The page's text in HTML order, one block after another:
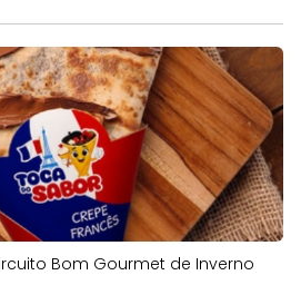
Bom Gourmet de Inverno